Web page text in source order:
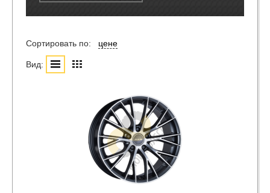
Сортировать по: цене
Вид: